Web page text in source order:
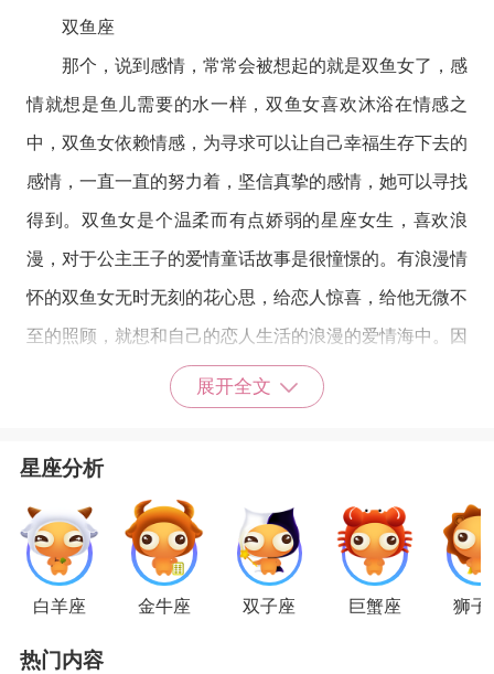
双鱼座
那个，说到感情，常常会被想起的就是双鱼女了，感
情就想是鱼儿需要的水一样，双鱼女喜欢沐浴在情感之
中，双鱼女依赖情感，为寻求可以让自己幸福生存下去的
感情，一直一直的努力着，坚信真挚的感情，她可以寻找
得到。双鱼女是个温柔而有点娇弱的星座女生，喜欢浪
漫，对于公主王子的爱情童话故事是很憧憬的。有浪漫情
怀的双鱼女无时无刻的花心思，给恋人惊喜，给他无微不
至的照顾，就想和自己的恋人生活的浪漫的爱情海中。因
为有恋人的存在，自己的爱情故事得以续写，所以恋人是
双鱼女的生命，是她的全部世界。不过双鱼女总是傻傻
金牛座
金牛座 在12星座当中也是出了名的申请且专一的人，
他们对待自己的爱情非常的严肃认真，永远秉持着的是一
生一世一双人的追求，他们对爱情就像对工作一样，专注
展开全文
星座分析
白羊座 金牛座 双子座 巨蟹座 狮子
热门内容